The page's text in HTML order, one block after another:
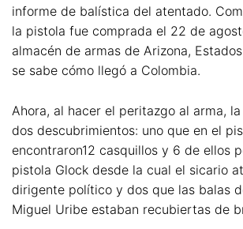
informe de balística del atentado.
la pistola fue comprada el 22 de
almacén de armas de Arizona,
se sabe cómo llegó a Colombia.
Ahora, al hacer el peritazgo al arma,
dos descubrimientos: uno que en el
encontraron12 casquillos y 6 de ellos
pistola Glock desde la cual el sicario
dirigente político y dos que las balas
Miguel Uribe estaban recubiertas de